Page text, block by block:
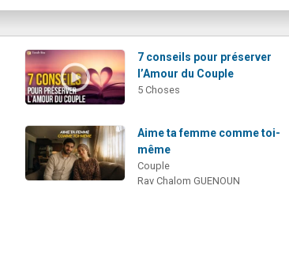
7 conseils pour préserver
l’Amour du Couple
5 Choses
Aime ta femme comme toi-
même
Couple
Rav Chalom GUENOUN